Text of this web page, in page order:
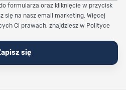
formularza oraz kliknięcie w przycisk
się na nasz email marketing. Więcej
Ci prawach, znajdziesz w Polityce
się